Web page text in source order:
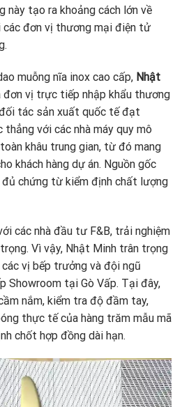
này tạo ra khoảng cách lớn về
đơn vị thương mại điện tử
muỗng nĩa inox cao cấp, Nhật
đơn vị trực tiếp nhập khẩu thương
tác sản xuất quốc tế đạt
thẳng với các nhà máy quy mô
khâu trung gian, từ đó mang
khách hàng dự án. Nguồn gốc
đủ chứng từ kiểm định chất lượng
các nhà đầu tư F&B, trải nghiệm
Vì vậy, Nhật Minh trân trọng
vị bếp trưởng và đội ngũ
Showroom tại Gò Vấp. Tại đây,
nắm, kiểm tra độ đầm tay,
thực tế của hàng trăm mẫu mã
chốt hợp đồng dài hạn.